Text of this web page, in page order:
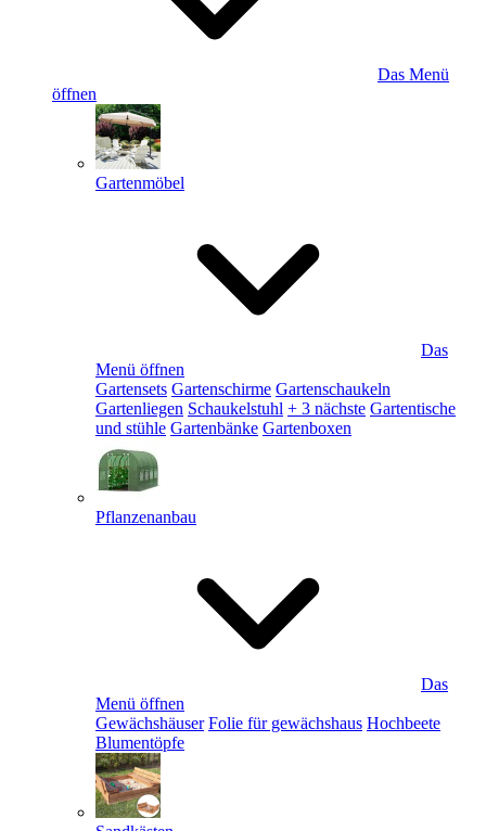
Das Menü
öffnen
Gartenmöbel
Das
Menü öffnen
Gartensets Gartenschirme Gartenschaukeln
Gartenliegen Schaukelstuhl + 3 nächste Gartentische
und stühle Gartenbänke Gartenboxen
Pflanzenanbau
Das
Menü öffnen
Gewächshäuser Folie für gewächshaus Hochbeete
Blumentöpfe